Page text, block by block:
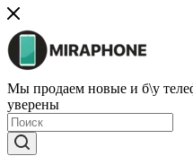
Мы продаем новые и б\у
уверены